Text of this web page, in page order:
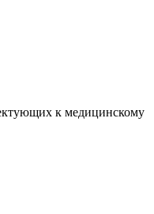
к медицинскому